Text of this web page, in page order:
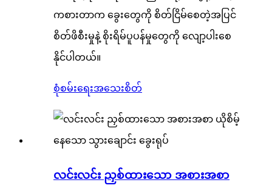
ကစားတာက ခွေးတွေကို စိတ်ငြိမ်စေတဲ့အပြင်
စိတ်ဖိစီးမှုနဲ့ စိုးရိမ်ပူပန်မှုတွေကို လျော့ပါးစေ
နိုင်ပါတယ်။
စုံစမ်းရေးအသေးစိတ်
လင်းလင်း ညှစ်ထားသော အစားအစာ